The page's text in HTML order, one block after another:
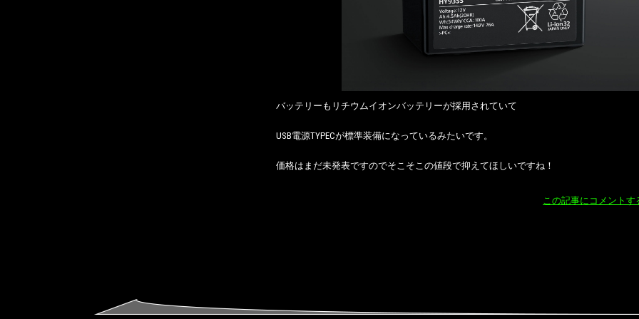
バッテリーもリチウムイオンバッテリーが採用されていて
USB電源TYPECが標準装備になっているみたいです。
価格はまだ未発表ですのでそこそこの値段で抑えてほしいですね！
この記事にコメントす